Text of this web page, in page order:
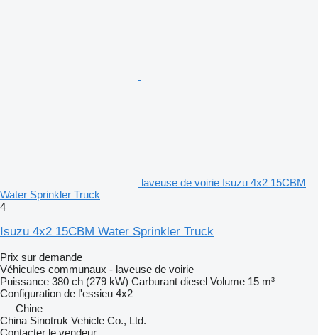
laveuse de voirie Isuzu 4x2 15CBM
Water Sprinkler Truck
4
Isuzu 4x2 15CBM Water Sprinkler Truck
Prix sur demande
Véhicules communaux - laveuse de voirie
Puissance 380 ch (279 kW) Carburant diesel Volume 15 m³
Configuration de l'essieu 4x2
Chine
China Sinotruk Vehicle Co., Ltd.
Contacter le vendeur